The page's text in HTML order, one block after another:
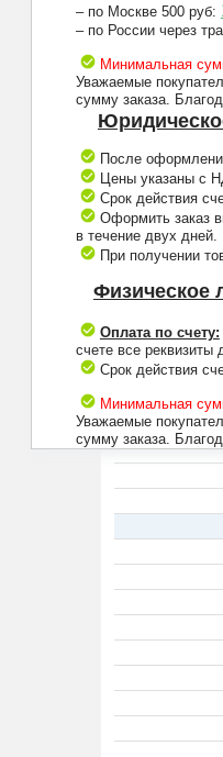
– по Москве 500 руб:
– по России через
Минимальная
Уважаемые
сумму заказа.
После
Цены указаны с
Срок действия
Оформить заказ
в течение двух дней.
При получении
Физическое
Оплата по счету:
счете все реквизиты
Срок действия
Минимальная
Уважаемые
сумму заказа.